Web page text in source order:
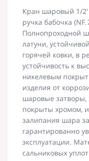
Кран шаровый 1/2'
ручка бабочка
Полнопроходной
латуни,
горячей ковки, в
устойчивость к
никелевым
изделия от
шаровые
покрыты хромом,
залипания шара
гарантированно
эксплуатации.
сальниковых